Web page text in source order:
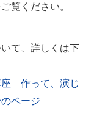
覧ください。
て、詳しくは下
座 作って、演じ
ページ